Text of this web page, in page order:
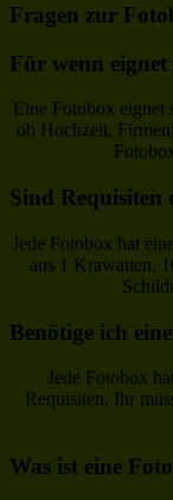
Fragen zur
Für wenn eignet
Eine Fotobox eignet
ob Hochzeit,
Sind Requisiten
Jede Fotobox hat
aus 1 Krawatten,
Benötige ich
Jede Fotobox
Requisiten, Ihr
Was ist eine